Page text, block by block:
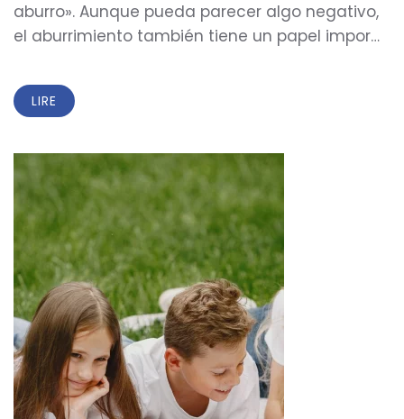
aburro». Aunque pueda parecer algo negativo,
el aburrimiento también tiene un papel impor…
LIRE